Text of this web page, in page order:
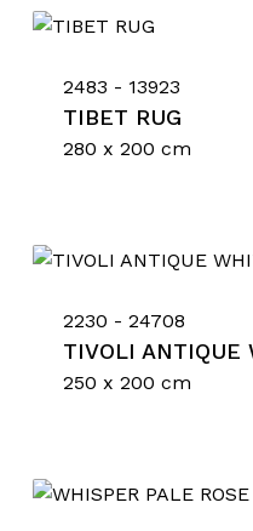
2483 - 13923
TIBET RUG
280 x 200 cm
2230 - 24708
TIVOLI ANTIQUE
250 x 200 cm